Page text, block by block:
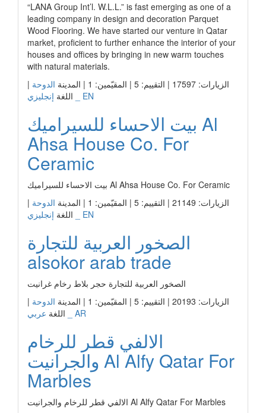
“LANA Group Int’l. W.L.L.” is fast emerging as one of a
leading company in design and decoration Parquet
Wood Flooring. We have started our venture in Qatar
market, proficient to further enhance the interior of your
houses and offices by bringing in new warm touches
with natural materials.
الزيارات: 17597 | التقييم: 5 | المقيّمين: 1 | المدينة
الدوحة |
اللغة إنجليزي _ EN
بيت الاحساء للسيراميك Al
Ahsa House Co. For
Ceramic
بيت الاحساء للسيراميك Al Ahsa House Co. For Ceramic
الزيارات: 21149 | التقييم: 5 | المقيّمين: 1 | المدينة
الدوحة |
اللغة إنجليزي _ EN
الصخور العربية للتجارة
alsokor arab trade
الصخور العربية للتجارة حجر بلاط رخام غرانيت
الزيارات: 20193 | التقييم: 5 | المقيّمين: 1 | المدينة
الدوحة |
اللغة عربي _ AR
الالفي قطر للرخام
والجرانيت Al Alfy Qatar For
Marbles
الالفي قطر للرخام والجرانيت Al Alfy Qatar For Marbles